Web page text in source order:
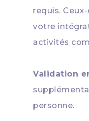
requis.
votre
activités
Validation
personne.